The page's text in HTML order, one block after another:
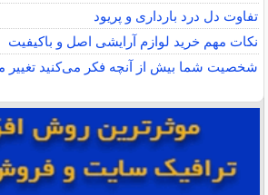
تفاوت دل درد بارداری و پریود
نکات مهم خرید لوازم آرایشی اصل و باکیفیت
شخصیت شما بیش از آنچه فکر می‌کنید تغییر